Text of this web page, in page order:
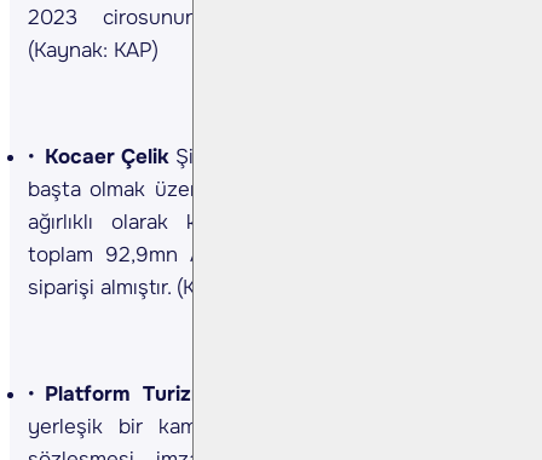
2023 cirosunun %6’sına denk gelmektedir.
(Kaynak: KAP)
Kocaer Çelik Şirket son 43 günde Amerika kıtası
başta olmak üzere, MENA, Avrupa ve Türkiye'den
ağırlıklı olarak katma değerli ürünlere yönelik
toplam 92,9mn ABD Doları tutarında çelik profil
siparişi almıştır. (Kaynak: KAP)
Platform Turizm Taşımacılık
yerleşik bir kamu bankası ile personel taşıma